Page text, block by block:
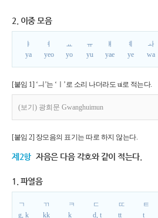
2. 이중 모음
ㅑ
ya
ㅕ
yeo
ㅛ
yo
ㅠ
yu
ㅒ
yae
ㅖ
ye
ㅘ
wa
[붙임 1] ‘ㅢ’는 ‘ㅣ’로 소리 나더라도 ui로 적는다.
(보기) 광희문 Gwanghuimun
[붙임 2] 장모음의 표기는 따로 하지 않는다.
제2항 자음은 다음 각호와 같이 적는다.
1. 파열음
ㄱ
g, k
ㄲ
kk
ㅋ
k
ㄷ
d, t
ㄸ
tt
ㅌ
t